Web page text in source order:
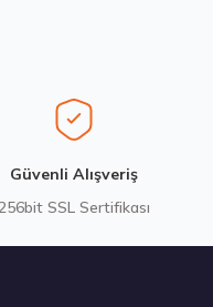
Michelin 295/80R22.5 X
14.267,00 ₺
Güvenli Alışveriş
SSL Sertifikası